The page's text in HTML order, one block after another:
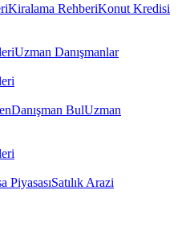
Kiralama RehberiKonut Kredisi
Uzman Danışmanlar
Danışman BulUzman
PiyasasıSatılık Arazi